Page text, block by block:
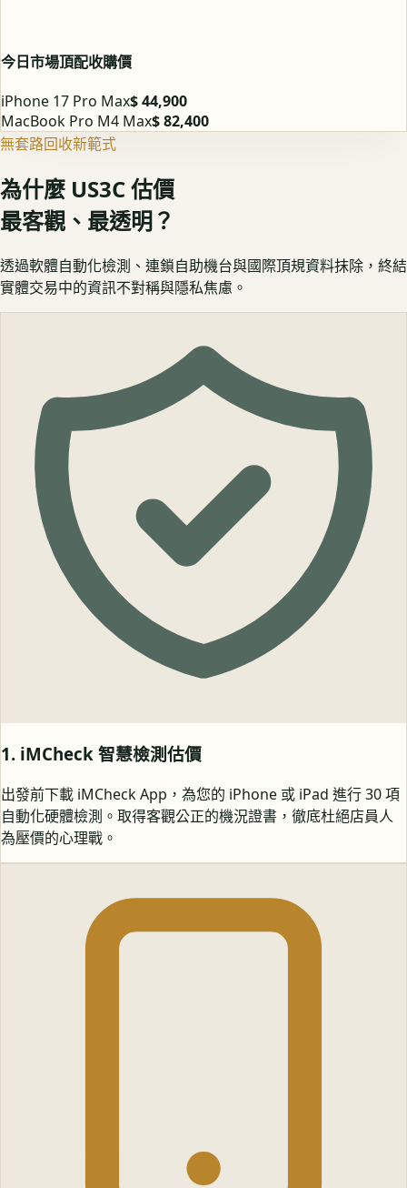
今日市場頂配收購價
iPhone 17 Pro Max$ 44,900
MacBook Pro M4 Max$ 82,400
無套路回收新範式
為什麼 US3C 估價
最客觀、最透明？
透過軟體自動化檢測、連鎖自助機台與國際頂規資料抹除，終結
實體交易中的資訊不對稱與隱私焦慮。
1. iMCheck 智慧檢測估價
出發前下載 iMCheck App，為您的 iPhone 或 iPad 進行 30 項
自動化硬體檢測。取得客觀公正的機況證書，徹底杜絕店員人
為壓價的心理戰。